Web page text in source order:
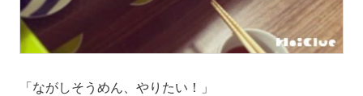
「ながしそうめん、やりたい！」